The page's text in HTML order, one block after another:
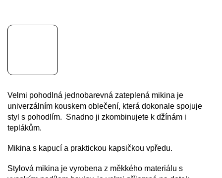
Velmi pohodlná jednobarevná zateplená mikina je
univerzálním kouskem oblečení, která dokonale spojuje
styl s pohodlím. Snadno ji zkombinujete k džínám i
teplákům.
Mikina s kapucí a praktickou kapsičkou vpředu.
Stylová mikina je vyrobena z měkkého materiálu s